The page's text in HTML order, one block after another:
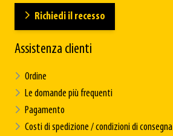
Richiedi il recesso
Assistenza clienti
Ordine
Le domande più frequenti
Pagamento
Costi di spedizione / condizioni di consegna